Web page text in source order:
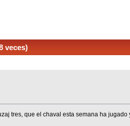
veces)
tres, que el chaval esta semana ha jugado